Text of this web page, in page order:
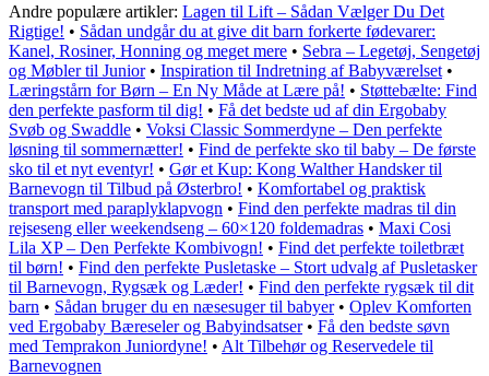
Andre populære artikler: Lagen til Lift – Sådan Vælger Du Det
Rigtige! • Sådan undgår du at give dit barn forkerte fødevarer:
Kanel, Rosiner, Honning og meget mere • Sebra – Legetøj, Sengetøj
og Møbler til Junior• Inspiration til Indretning af Babyværelset •
Læringstårn for Børn – En Ny Måde at Lære på! • Støttebælte: Find
den perfekte pasform til dig! • Få det bedste ud af din Ergobaby
Svøb og Swaddle • Voksi Classic Sommerdyne – Den perfekte
løsning til sommernætter! • Find de perfekte sko til baby – De første
sko til et nyt eventyr! • Gør et Kup: Kong Walther Handsker til
Barnevogn til Tilbud på Østerbro! • Komfortabel og praktisk
transport med paraplyklapvogn • Find den perfekte madras til din
rejseseng eller weekendseng – 60×120 foldemadras • Maxi Cosi
Lila XP – Den Perfekte Kombivogn! • Find det perfekte toiletbræt
til børn! • Find den perfekte Pusletaske – Stort udvalg af Pusletasker
til Barnevogn, Rygsæk og Læder! • Find den perfekte rygsæk til dit
barn • Sådan bruger du en næsesuger til babyer• Oplev Komforten
ved Ergobaby Bæreseler og Babyindsatser• Få den bedste søvn
med Temprakon Juniordyne! • Alt Tilbehør og Reservedele til
Barnevognen